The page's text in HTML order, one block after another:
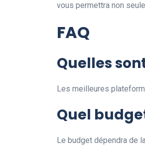
vous permettra non
FAQ
Quelles
Les meilleures
Quel
Le budget dépendra de